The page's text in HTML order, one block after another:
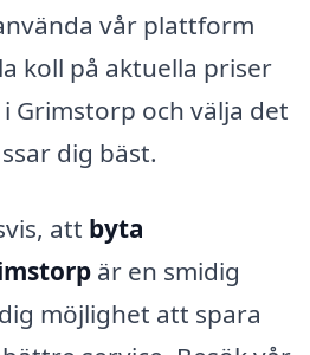
vår plattform
koll på aktuella priser
Grimstorp och välja det
dig bäst.
att byta
är en smidig
möjlighet att spara